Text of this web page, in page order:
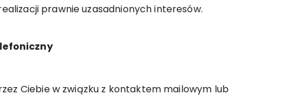
prawnie uzasadnionych interesów.
Ciebie w związku z kontaktem mailowym lub